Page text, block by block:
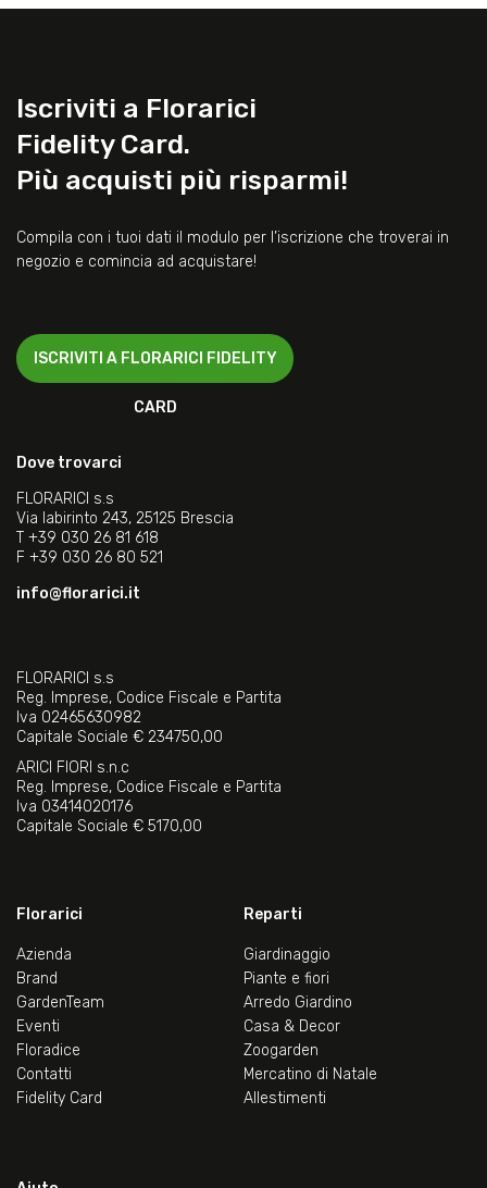
Iscriviti a Florarici
Fidelity Card.
Più acquisti più risparmi!
Compila con i tuoi dati il modulo per l’iscrizione che troverai in
negozio e comincia ad acquistare!
ISCRIVITI A FLORARICI FIDELITY
CARD
Dove trovarci
FLORARICI s.s
Via labirinto 243, 25125 Brescia
T +39 030 26 81 618
F +39 030 26 80 521
info@florarici.it
FLORARICI s.s
Reg. Imprese, Codice Fiscale e Partita
Iva 02465630982
Capitale Sociale € 234750,00
ARICI FIORI s.n.c
Reg. Imprese, Codice Fiscale e Partita
Iva 03414020176
Capitale Sociale € 5170,00
Florarici
Azienda
Brand
GardenTeam
Eventi
Floradice
Contatti
Fidelity Card
Reparti
Giardinaggio
Piante e fiori
Arredo Giardino
Casa & Decor
Zoogarden
Mercatino di Natale
Allestimenti